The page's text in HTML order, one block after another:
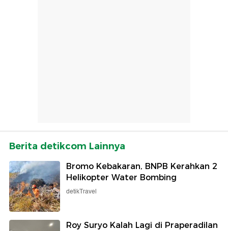
Berita detikcom Lainnya
Bromo Kebakaran, BNPB Kerahkan 2
Helikopter Water Bombing
detikTravel
Roy Suryo Kalah Lagi di Praperadilan